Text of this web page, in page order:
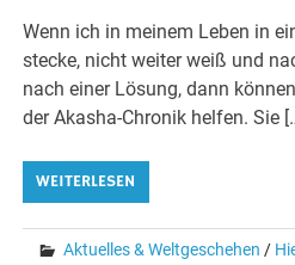
Wenn ich in meinem Leben in
stecke, nicht weiter weiß und
nach einer Lösung, dann
der Akasha-Chronik helfen. Sie
WEITERLESEN
Aktuelles & Weltgeschehen /